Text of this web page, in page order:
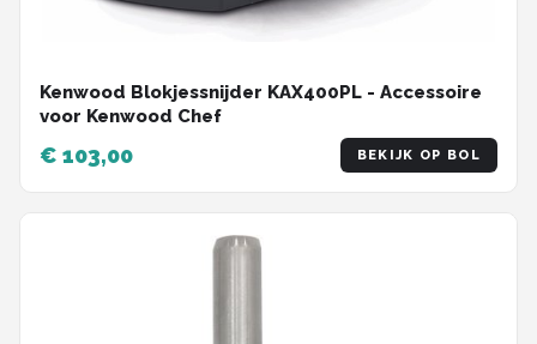
Kenwood Blokjessnijder KAX400PL - Accessoire
voor Kenwood Chef
€ 103,00 BEKIJK OP BOL